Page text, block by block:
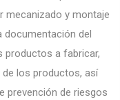
mecanizado y montaje
documentación del
productos a fabricar,
de los productos, así
prevención de riesgos